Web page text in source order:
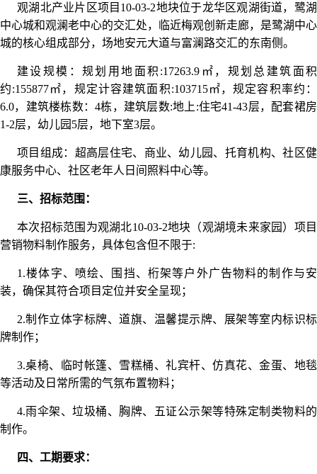
观湖北产业片区项目10-03-2地块位于龙华区观湖街道，鹭湖
中心城和观澜老中心的交汇处，临近梅观创新走廊，是鹭湖中心
城的核心组成部分，场地安元大道与富澜路交汇的东南侧。
建设规模：规划用地面积:17263.9㎡，规划总建筑面积
约:155877㎡，规定计容建筑面积:103715㎡，规定容积率约：
6.0，建筑楼栋数：4栋，建筑层数:地上:住宅41-43层，配套裙房
1-2层，幼儿园5层，地下室3层。
项目组成：超高层住宅、商业、幼儿园、托育机构、社区健
康服务中心、社区老年人日间照料中心等。
三、招标范围：
本次招标范围为观湖北10-03-2地块（观湖境未来家园）项目
营销物料制作服务，具体包含但不限于:
1.楼体字、喷绘、围挡、桁架等户外广告物料的制作与安
装，确保其符合项目定位并安全呈现；
2.制作立体字标牌、道旗、温馨提示牌、展架等室内标识标
牌制作；
3.桌椅、临时帐篷、雪糕桶、礼宾杆、仿真花、金蛋、地毯
等活动及日常所需的气氛布置物料；
4.雨伞架、垃圾桶、胸牌、五证公示架等特殊定制类物料的
制作。
四、工期要求：